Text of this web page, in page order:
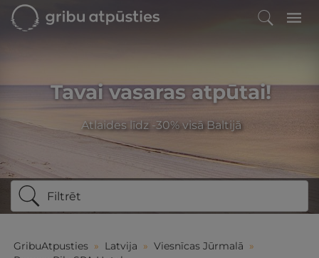
Tavai vasaras atpūtai!
Atlaides līdz -30% visā Baltijā
Filtrēt
GribuAtpusties » Latvija » Viesnīcas Jūrmalā »